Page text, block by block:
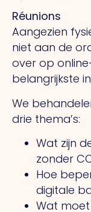
Réunions
Aangezien
niet aan de
over op
belangrijkste
We
drie thema’s:
Wat zijn
zonder
Hoe
digitale
Wat